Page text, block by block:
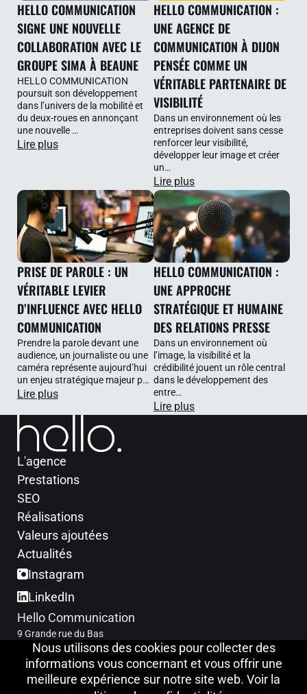
Nous utilisons des cookies pour collecter des
informations vous concernant et vous offrir une
meilleure expérience sur notre site web. Voir la
HELLO COMMUNICATION
SIGNE UNE NOUVELLE
COLLABORATION AVEC LE
GROUPE SIMA À BEAUNE
HELLO COMMUNICATION
poursuit son développement
dans l’univers de la mobilité et
du deux-roues en annonçant
une nouvelle …
Lire plus
HELLO COMMUNICATION :
UNE AGENCE DE
COMMUNICATION À DIJON
PENSÉE COMME UN
VÉRITABLE PARTENAIRE DE
VISIBILITÉ
Dans un environnement où les
entreprises doivent sans cesse
renforcer leur visibilité,
développer leur image et créer
un…
Lire plus
PRISE DE PAROLE : UN
VÉRITABLE LEVIER
D’INFLUENCE AVEC HELLO
COMMUNICATION
Prendre la parole devant une
audience, un journaliste ou une
caméra représente aujourd’hui
un enjeu stratégique majeur p…
Lire plus
HELLO COMMUNICATION :
UNE APPROCHE
STRATÉGIQUE ET HUMAINE
DES RELATIONS PRESSE
Dans un environnement où
l’image, la visibilité et la
crédibilité jouent un rôle central
dans le développement des
entre…
Lire plus
L'agence
Prestations
SEO
Réalisations
Valeurs ajoutées
Actualités
Instagram
LinkedIn
Hello Communication
9 Grande rue du Bas
21410 Fleurey sur Ouche
NOUS TROUVER